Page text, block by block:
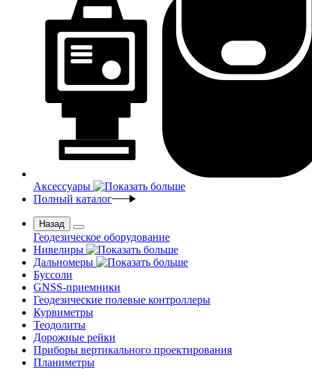
Аксессуары
Полный каталог
Назад
Геодезическое оборудование
Нивелиры
Дальномеры
Буссоли
GNSS-приемники
Геодезические полевые контроллеры
Курвиметры
Теодолиты
Дорожные рейки
Приборы вертикального проектирования
Планиметры